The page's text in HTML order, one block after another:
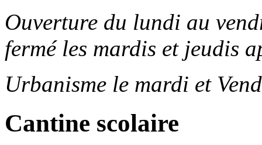
Ouverture du lundi au
fermé les mardis et jeudis
Urbanisme le mardi et
Cantine scolaire